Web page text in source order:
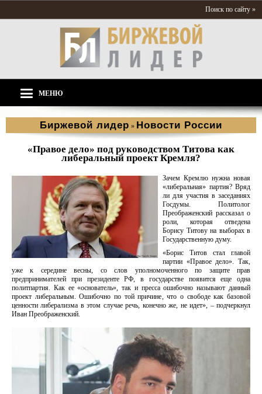
Поиск по сайту »
МЕНЮ
Биржевой лидер » Новости России
«Правое дело» под руководством Титова как
либеральный проект Кремля?
Зачем Кремлю нужна новая
«либеральная» партия? Вряд
ли для участия в заседаниях
Госдумы. Политолог
Преображенский рассказал о
роли, которая отведена
Борису Титову на выборах в
Государственную думу.
«Борис Титов стал главой
партии «Правое дело». Так,
уже к середине весны, со слов уполномоченного по защите прав
предпринимателей при президенте РФ, в государстве появится еще одна
политпартия. Как ее «основатель», так и пресса ошибочно называют данный
проект либеральным. Ошибочно по той причине, что о свободе как базовой
ценности либерализма в этом случае речь, конечно же, не идет», – подчеркнул
Иван Преображенский.